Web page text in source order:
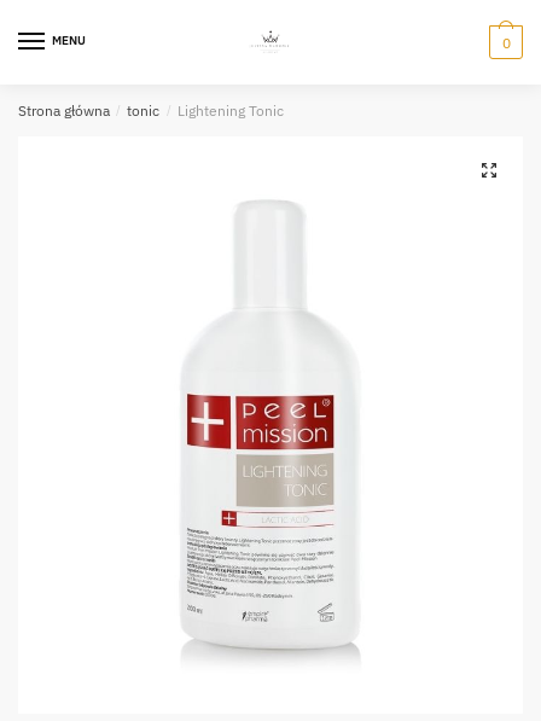
MENU 0
Strona główna / tonic / Lightening Tonic